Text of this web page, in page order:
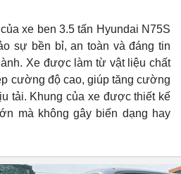
xe ben 3.5 tấn Hyundai N75S
sự bền bỉ, an toàn và đáng tin
Xe được làm từ vật liệu chất
cường độ cao, giúp tăng cường
tải. Khung của xe được thiết kế
mà không gây biến dạng hay